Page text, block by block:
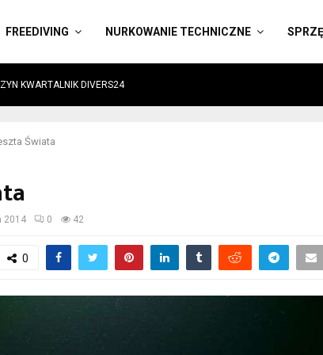
FREEDIVING NURKOWANIE TECHNICZNE
KWARTALNIK DIVERS24
Świata
2014 0 42
0